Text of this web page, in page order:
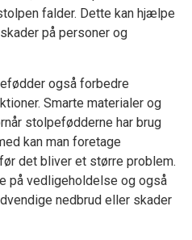
falder. Dette kan hjælpe
på personer og
også forbedre
Smarte materialer og
stolpefødderne har brug
kan man foretage
det bliver et større problem.
på vedligeholdelse og også
nedbrud eller skader